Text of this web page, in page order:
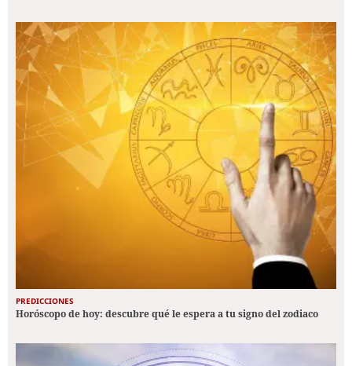
PREDICCIONES
Horóscopo de hoy: descubre qué le espera a tu signo del zodiaco